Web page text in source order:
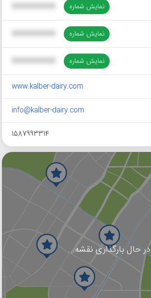
نمایش شماره
نمایش شماره
نمایش شماره
www.kalber-dairy.com
info@kalber-dairy.com
1587993314
در حال بارگذاری نقشه...